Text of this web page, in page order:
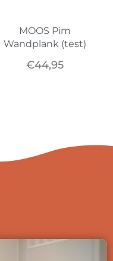
MOOS Pim
Wandplank (test)
€44,95